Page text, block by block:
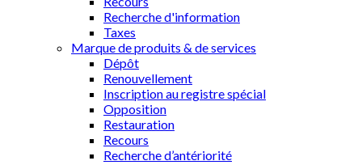
Recherche d'information
Taxes
Marque de produits & de services
Dépôt
Renouvellement
Inscription au registre spécial
Opposition
Restauration
Recours
Recherche d’antériorité